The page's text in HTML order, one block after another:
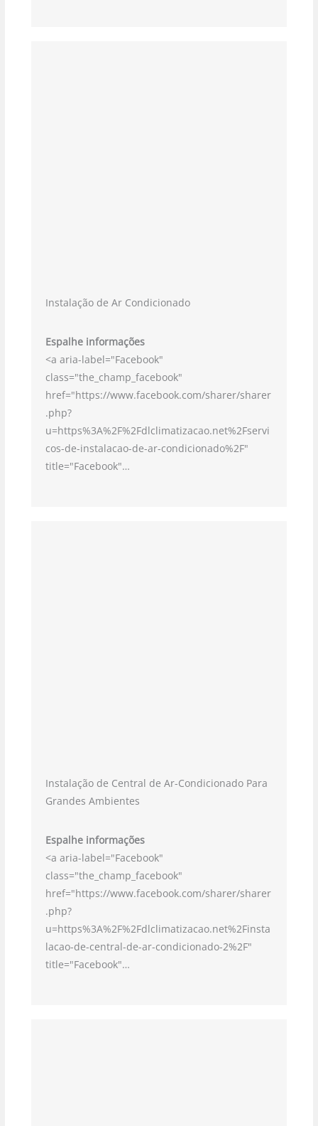
Instalação de Ar Condicionado
Espalhe informações
<a aria-label="Facebook"
class="the_champ_facebook"
href="https://www.facebook.com/sharer/sharer
.php?
u=https%3A%2F%2Fdlclimatizacao.net%2Fservi
cos-de-instalacao-de-ar-condicionado%2F"
title="Facebook"…
Instalação de Central de Ar-Condicionado Para
Grandes Ambientes
Espalhe informações
<a aria-label="Facebook"
class="the_champ_facebook"
href="https://www.facebook.com/sharer/sharer
.php?
u=https%3A%2F%2Fdlclimatizacao.net%2Finsta
lacao-de-central-de-ar-condicionado-2%2F"
title="Facebook"…